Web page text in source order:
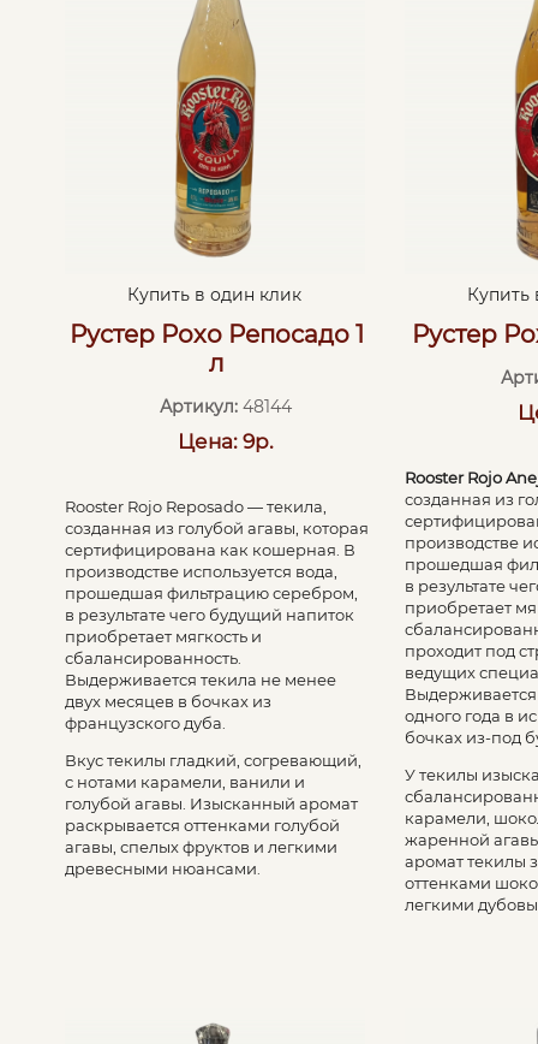
Купить в один клик
Рустер Рохо Репосадо 1
л
Артикул: 48144
Цена: 9р.
Rooster Rojo Reposado — текила,
созданная из голубой агавы, которая
сертифицирована как кошерная. В
производстве используется вода,
прошедшая фильтрацию серебром,
в результате чего будущий напиток
приобретает мягкость и
сбалансированность.
Выдерживается текила не менее
двух месяцев в бочках из
французского дуба.
Вкус текилы гладкий, согревающий,
с нотами карамели, ванили и
голубой агавы. Изысканный аромат
раскрывается оттенками голубой
агавы, спелых фруктов и легкими
древесными нюансами.
Купить
Рустер
Rooster Rojo
созданная из
производстве
прошедшая
в результате
приобретает
проходит под
ведущих
одного года в
бочках из-под
У текилы
карамели,
жаренной
аромат текилы
оттенками
легкими